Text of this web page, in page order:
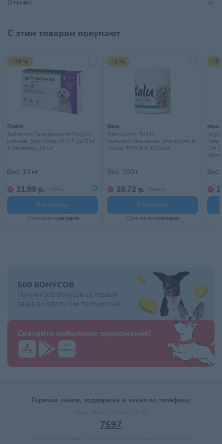
не угасал — регулярно меняйте их. Приобретая наши игрушки,
Вашего питомца.
Отзывы
С этим товаром покупают
-29 %
Zoetis
Таблетка Симпарика от блох и
клещей, для собак от 2,5 до 5 кг,
1 таблетка, 10 мг
Вес: 10 мг
31,99 р. 44,99 р.
В корзину
Самовывозсегодня
-1 %
Balu
Лакомство BALU
мультивитаминное, для кошек и
собак, TOPMIX, 600 шт
Вес: 300 г
26,72 р. 26,99 р.
В корзину
Самовывозсегодня
-
Cat
Вес:
500 БОНУСОВ
Получи 500 бонусов за первый
заказ в мобильном приложении
Скачайте мобильное приложение!
Горячая линия, поддержка и заказ по телефону:
7597